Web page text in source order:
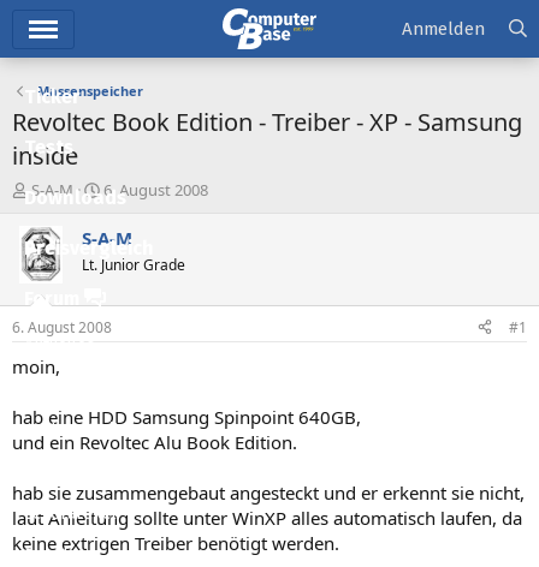
Ticker
Tests
Downloads
Preisvergleich
Forum
Aktuelles
Neue Beiträge
Leserartikel
Regeln
Anmelden
Massenspeicher
Revoltec Book Edition - Treiber - XP - Samsung
inside
E
r
s
t
e
l
e
r
S-A-M
E
r
s
e
l
t
6. August 2008
S-A-M
Lt. Junior Grade
6. August 2008 #1
moin,
hab eine HDD Samsung Spinpoint 640GB,
und ein Revoltec Alu Book Edition.
hab sie zusammengebaut angesteckt und er erkennt sie nicht,
laut Anleitung sollte unter WinXP alles automatisch laufen, da
keine extrigen Treiber benötigt werden.